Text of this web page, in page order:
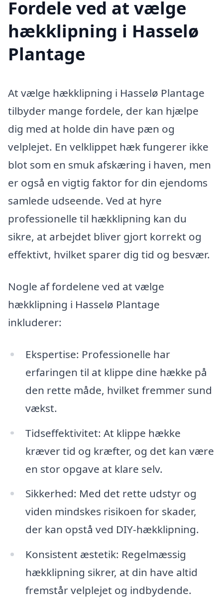
Fordele ved at vælge
hækklipning i Hasselø
Plantage
At vælge hækklipning i Hasselø Plantage
tilbyder mange fordele, der kan hjælpe
dig med at holde din have pæn og
velplejet. En velklippet hæk fungerer ikke
blot som en smuk afskæring i haven, men
er også en vigtig faktor for din ejendoms
samlede udseende. Ved at hyre
professionelle til hækklipning kan du
sikre, at arbejdet bliver gjort korrekt og
effektivt, hvilket sparer dig tid og besvær.
Nogle af fordelene ved at vælge
hækklipning i Hasselø Plantage
inkluderer:
Ekspertise: Professionelle har
erfaringen til at klippe dine hække på
den rette måde, hvilket fremmer sund
vækst.
Tidseffektivitet: At klippe hække
kræver tid og kræfter, og det kan være
en stor opgave at klare selv.
Sikkerhed: Med det rette udstyr og
viden mindskes risikoen for skader,
der kan opstå ved DIY-hækklipning.
Konsistent æstetik: Regelmæssig
hækklipning sikrer, at din have altid
fremstår velplejet og indbydende.